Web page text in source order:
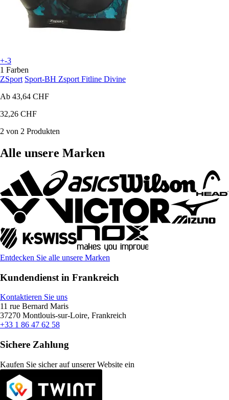
+-3
1 Farben
ZSport Sport-BH Zsport Fitline Divine
Ab 43,64 CHF
32,26 CHF
2 von 2 Produkten
Alle unsere Marken
Entdecken Sie alle unsere Marken
Kundendienst in Frankreich
Kontaktieren Sie uns
11 rue Bernard Maris
37270 Montlouis-sur-Loire, Frankreich
+33 1 86 47 62 58
Sichere Zahlung
Kaufen Sie sicher auf unserer Website ein